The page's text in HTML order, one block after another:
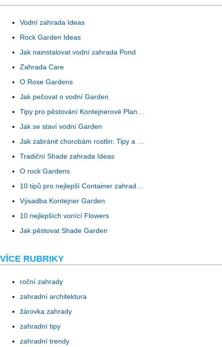
Vodní zahrada Ideas
Rock Garden Ideas
Jak nainstalovat vodní zahrada Pond
Zahrada Care
O Rose Gardens
Jak pečovat o vodní Garden
Tipy pro pěstování Kontejnerové Plan…
Jak se staví vodní Garden
Jak zabránit chorobám rostlin: Tipy a …
Tradiční Shade zahrada Ideas
O rock Gardens
10 tipů pro nejlepší Container zahrad…
Výsadba Kontejner Garden
10 nejlepších vonící Flowers
Jak pěstovat Shade Garden
VÍCE RUBRIKY
roční zahrady
zahradní architektura
žárovka zahrady
zahradní tipy
zahradní trendy